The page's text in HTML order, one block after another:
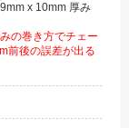
x 10mm 厚み
の巻き方でチェー
前後の誤差が出る